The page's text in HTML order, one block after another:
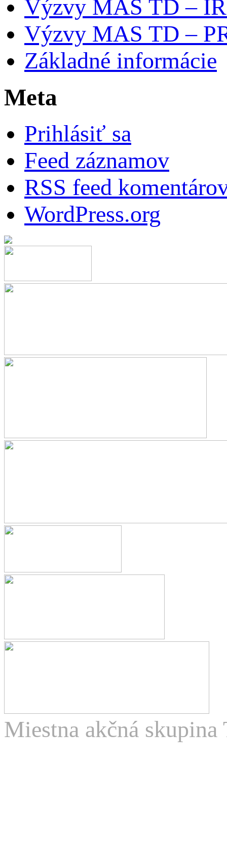
Výzvy MAS TD –
Výzvy MAS TD –
Základné informácie
Meta
Prihlásiť sa
Feed záznamov
RSS feed
WordPress.org
Miestna akčná skupina